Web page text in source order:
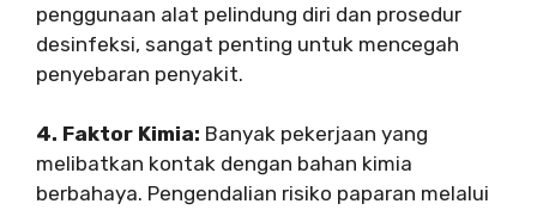
penggunaan alat pelindung diri dan prosedur
desinfeksi, sangat penting untuk mencegah
penyebaran penyakit.
4. Faktor Kimia: Banyak pekerjaan yang
melibatkan kontak dengan bahan kimia
berbahaya. Pengendalian risiko paparan melalui